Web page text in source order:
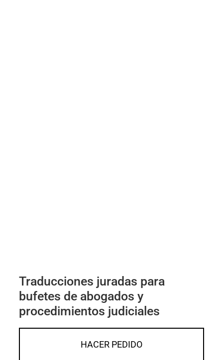
Traducciones juradas para
bufetes de abogados y
procedimientos judiciales
HACER PEDIDO